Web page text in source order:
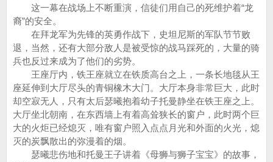
这一幕在战场上不断重演，信徒们用自己的死维护着“龙
裔”的安全。
在拜龙军为先锋的英勇作战下，史坦尼斯的军队节节败
退，当然，还有大部分敌人是被受惊的战马踩死的，大量的骑
兵也反过来成为了他们的劣势。
王座厅内，铁王座就立在铁质高台之上，一条长地毯从王
座延伸到大厅尽头的青铜橡木大门。大厅本身非常巨大，此时
却空寂无人，只有太后瑟曦抱着幼子托曼静坐在铁王座之上。
大厅坐北朝南，在东西墙上有着高耸狭长的窗户，此时两个巨
大的火炬已经熄灭，唯有窗户照入点点月光和外面的火光，熄
灭的炭飘散出的弥漫着的烟。
瑟曦悲伤地和托曼王子讲着《母狮与狮子宝宝》的故事，